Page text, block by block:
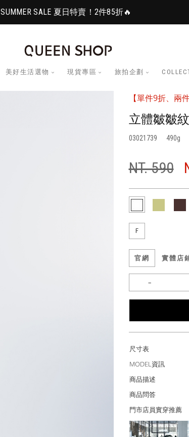
SUMMER SALE 夏日特賣！2件85折🔥
美好生活選物 現貨專區 旅拍企劃
【單件9折、兩
立體皺皺
03021739 490
NT. 590
F
官網 實體店
尺寸表
MODEL資訊
商品描述
商品問答
門市店員實穿推薦